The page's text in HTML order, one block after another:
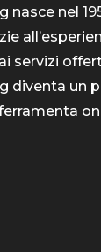
nasce nel
servizi
diventa un